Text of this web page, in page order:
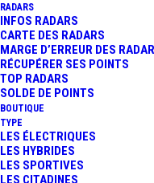
RADARS
INFOS RADARS
CARTE DES RADARS
MARGE D’ERREUR DES
RÉCUPÉRER SES POINTS
TOP RADARS
SOLDE DE POINTS
BOUTIQUE
TYPE
LES ÉLECTRIQUES
LES HYBRIDES
LES SPORTIVES
LES CITADINES
22 octobre 2019
DIX MILLE